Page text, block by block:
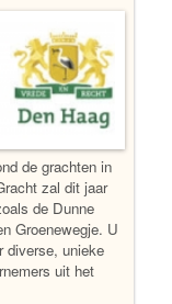
de grachten in
zal dit jaar
de Dunne
Groenewegje. U
diverse, unieke
uit het